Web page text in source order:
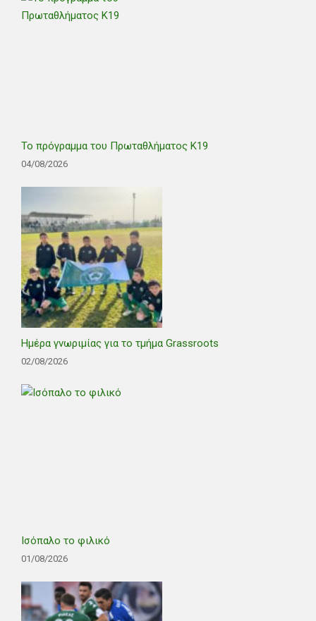
Το πρόγραμμα του Πρωταθλήματος Κ19
04/08/2026
Ημέρα γνωριμίας για το τμήμα Grassroots
02/08/2026
Ισόπαλο το φιλικό
01/08/2026